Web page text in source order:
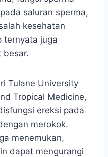
saluran sperma,
kesehatan
ternyata juga
besar.
Tulane University
Tropical Medicine,
ereksi pada
merokok.
menemukan,
dapat mengurangi